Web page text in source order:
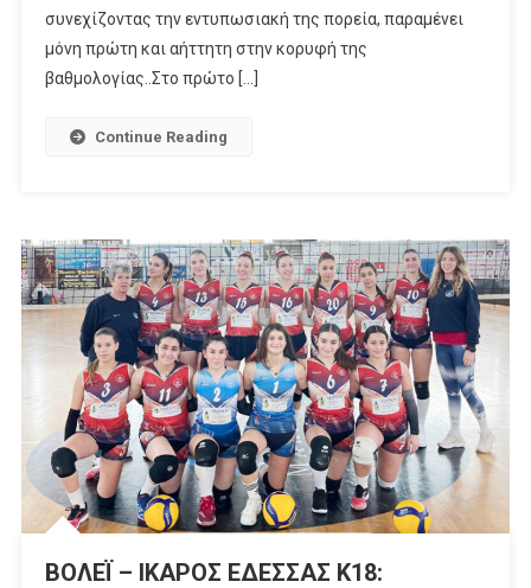
συνεχίζοντας την εντυπωσιακή της πορεία, παραμένει
μόνη πρώτη και αήττητη στην κορυφή της
βαθμολογίας..Στο πρώτο […]
Continue Reading
ΒΟΛΕΪ – ΙΚΑΡΟΣ ΕΔΕΣΣΑΣ Κ18: